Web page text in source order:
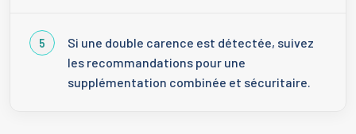
Si une double carence est détectée, suivez
les recommandations pour une
supplémentation combinée et sécuritaire.